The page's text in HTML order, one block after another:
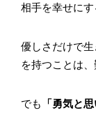
相手を幸せにす
優しさだけで
を持つことは、
でも
「勇気と